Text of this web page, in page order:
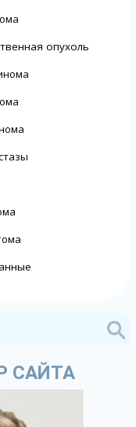
опухоль
САЙТА